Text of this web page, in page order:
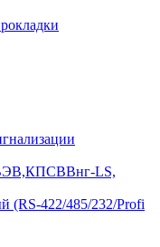
LS,
(RS-422/485/232/Profi